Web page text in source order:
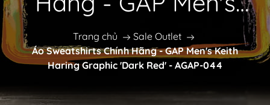
Keith Haring Graphic
'Dark Red' - AGAP-
044
Trang chủ
Sale Outlet
Áo Sweatshirts Chính Hãng - GAP Men's Keith
Haring Graphic 'Dark Red' - AGAP-044